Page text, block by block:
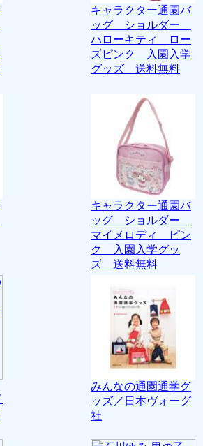
キャラクター通園バ
ッグ ショルダー
ハローキティ ロー
ズピンク 入園入学
グッズ 送料無料
キャラクター通園バ
ッグ ショルダー
マイメロディ ピン
ク 入園入学グッ
ズ 送料無料
みんなの通園通学グ
ッズ／日本ヴォーグ
社